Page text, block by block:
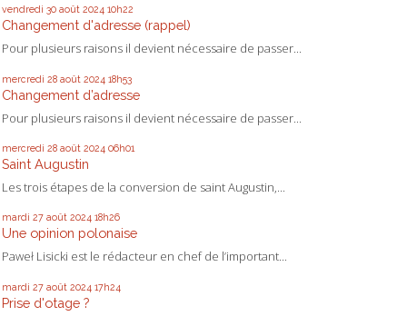
vendredi 30 août 2024 10h22
Changement d'adresse (rappel)
Pour plusieurs raisons il devient nécessaire de passer...
mercredi 28 août 2024 18h53
Changement d’adresse
Pour plusieurs raisons il devient nécessaire de passer...
mercredi 28 août 2024 06h01
Saint Augustin
Les trois étapes de la conversion de saint Augustin,...
mardi 27 août 2024 18h26
Une opinion polonaise
Paweł Lisicki est le rédacteur en chef de l’important...
mardi 27 août 2024 17h24
Prise d'otage ?